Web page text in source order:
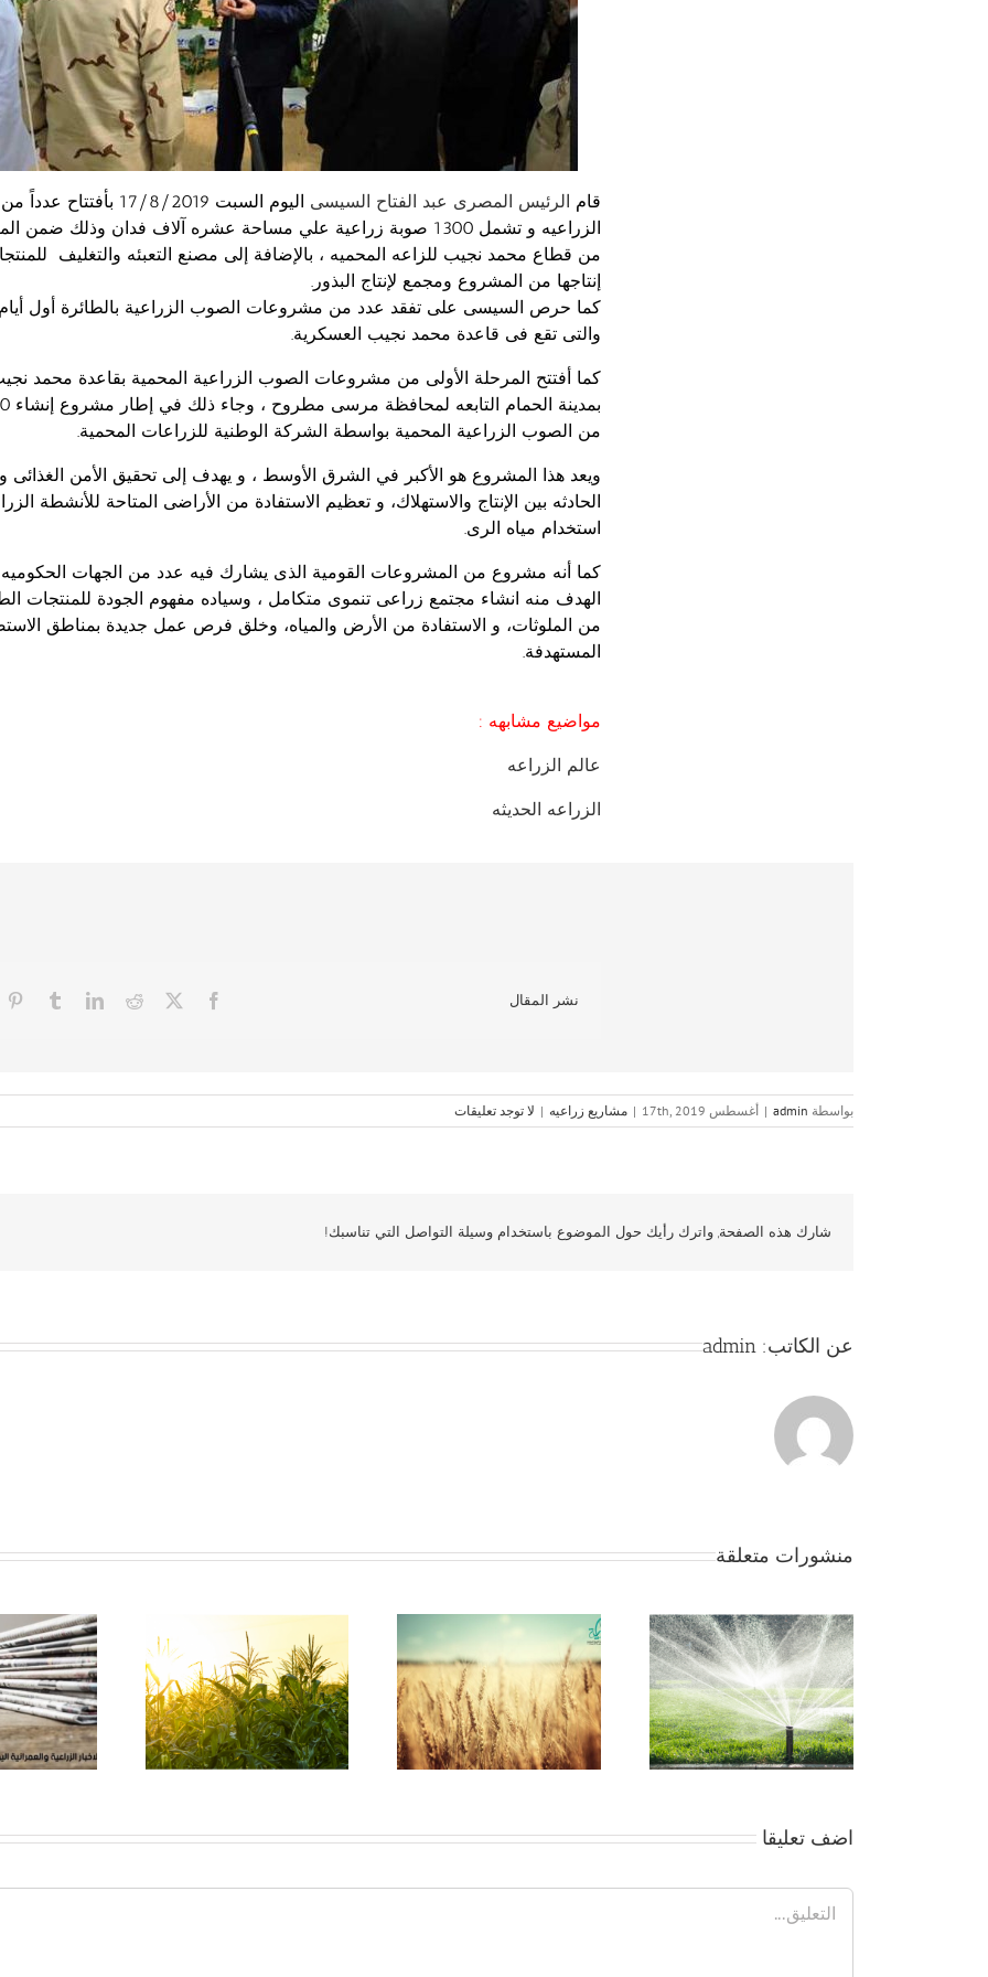
قام الرئيس المصرى عبد الفتاح السيسى
اليوم السبت 17/8/2019
الزراعيه و تشمل 1300 صوبة زراعية علي مساحة عشره آلاف فدان وذلك ضمن
من قطاع محمد نجيب للزاعه المحميه ، بالإضافة إلى مصنع التعبئه والتغليف
إنتاجها من المشروع ومجمع لإنتاج البذور.
كما حرص السيسى على تفقد عدد من مشروعات الصوب الزراعية بالطائرة أول
والتى تقع فى قاعدة محمد نجيب العسكرية.
كما أفتتح المرحلة الأولى من مشروعات الصوب الزراعية المحمية بقاعدة محمد
من الصوب الزراعية المحمية بواسطة الشركة الوطنية للزراعات المحمية.
ويعد هذا المشروع هو الأكبر في الشرق الأوسط ، و يهدف إلى تحقيق الأمن الغذائى
الحادثه بين الإنتاج والاستهلاك، و تعظيم الاستفادة من الأراضى المتاحة للأنشطة
استخدام مياه الرى.
كما أنه مشروع من المشروعات القومية الذى يشارك فيه عدد من الجهات الحكوميه
الهدف منه انشاء مجتمع زراعى تنموى متكامل ، وسياده مفهوم الجودة للمنتجات
من الملوثات، و الاستفادة من الأرض والمياه، وخلق فرص عمل جديدة بمناطق
المستهدفة.
مواضيع مشابهه :
عالم الزراعه
الزراعه الحديثه
نشر المقال
بواسطة admin
| أغسطس 17th, 2019 | مشاريع زراعيه | لا توجد تعليقات
شارك هذه الصفحة, واترك رأيك حول الموضوع باستخدام وسيلة التواصل التي تناسبك!
عن الكاتب: admin
منشورات متعلقة
جمعية بداية -مقومات
التنمية للاستثمار الزراعي
بالوادى الجديد
جمعية بداية – الوادى
الجديد … تعرف عليها
جمعية بداية –
في قلب
اضف تعليقا
تعليق